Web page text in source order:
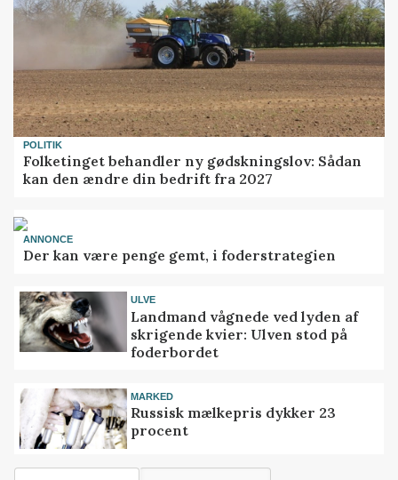
POLITIK
Folketinget behandler ny gødskningslov: Sådan
kan den ændre din bedrift fra 2027
ANNONCE
Der kan være penge gemt, i foderstrategien
ULVE
Landmand vågnede ved lyden af
skrigende kvier: Ulven stod på
foderbordet
MARKED
Russisk mælkepris dykker 23
procent